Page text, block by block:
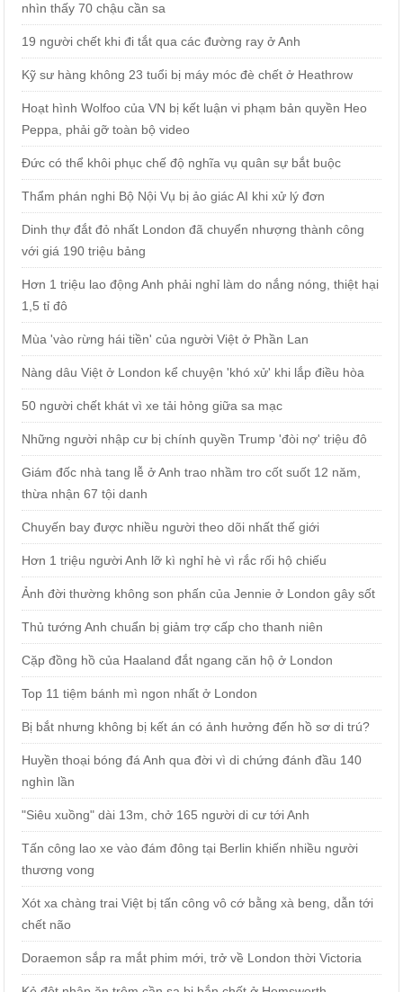
nhìn thấy 70 chậu cần sa
19 người chết khi đi tắt qua các đường ray ở Anh
Kỹ sư hàng không 23 tuổi bị máy móc đè chết ở Heathrow
Hoạt hình Wolfoo của VN bị kết luận vi phạm bản quyền Heo
Peppa, phải gỡ toàn bộ video
Đức có thể khôi phục chế độ nghĩa vụ quân sự bắt buộc
Thẩm phán nghi Bộ Nội Vụ bị ảo giác AI khi xử lý đơn
Dinh thự đắt đỏ nhất London đã chuyển nhượng thành công
với giá 190 triệu bảng
Hơn 1 triệu lao động Anh phải nghỉ làm do nắng nóng, thiệt hại
1,5 tỉ đô
Mùa 'vào rừng hái tiền' của người Việt ở Phần Lan
Nàng dâu Việt ở London kể chuyện 'khó xử' khi lắp điều hòa
50 người chết khát vì xe tải hỏng giữa sa mạc
Những người nhập cư bị chính quyền Trump 'đòi nợ' triệu đô
Giám đốc nhà tang lễ ở Anh trao nhầm tro cốt suốt 12 năm,
thừa nhận 67 tội danh
Chuyến bay được nhiều người theo dõi nhất thế giới
Hơn 1 triệu người Anh lỡ kì nghỉ hè vì rắc rối hộ chiếu
Ảnh đời thường không son phấn của Jennie ở London gây sốt
Thủ tướng Anh chuẩn bị giảm trợ cấp cho thanh niên
Cặp đồng hồ của Haaland đắt ngang căn hộ ở London
Top 11 tiệm bánh mì ngon nhất ở London
Bị bắt nhưng không bị kết án có ảnh hưởng đến hồ sơ di trú?
Huyền thoại bóng đá Anh qua đời vì di chứng đánh đầu 140
nghìn lần
"Siêu xuồng" dài 13m, chở 165 người di cư tới Anh
Tấn công lao xe vào đám đông tại Berlin khiến nhiều người
thương vong
Xót xa chàng trai Việt bị tấn công vô cớ bằng xà beng, dẫn tới
chết não
Doraemon sắp ra mắt phim mới, trở về London thời Victoria